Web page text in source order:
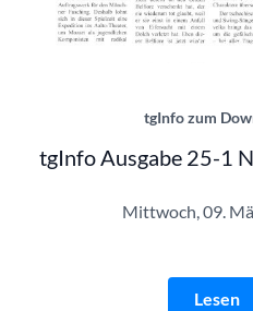
tgInfo Ausgabe 25-1 |
tgInfo zum
tgInfo Ausgabe 25-1
Mittwoch, 09.
Lesen